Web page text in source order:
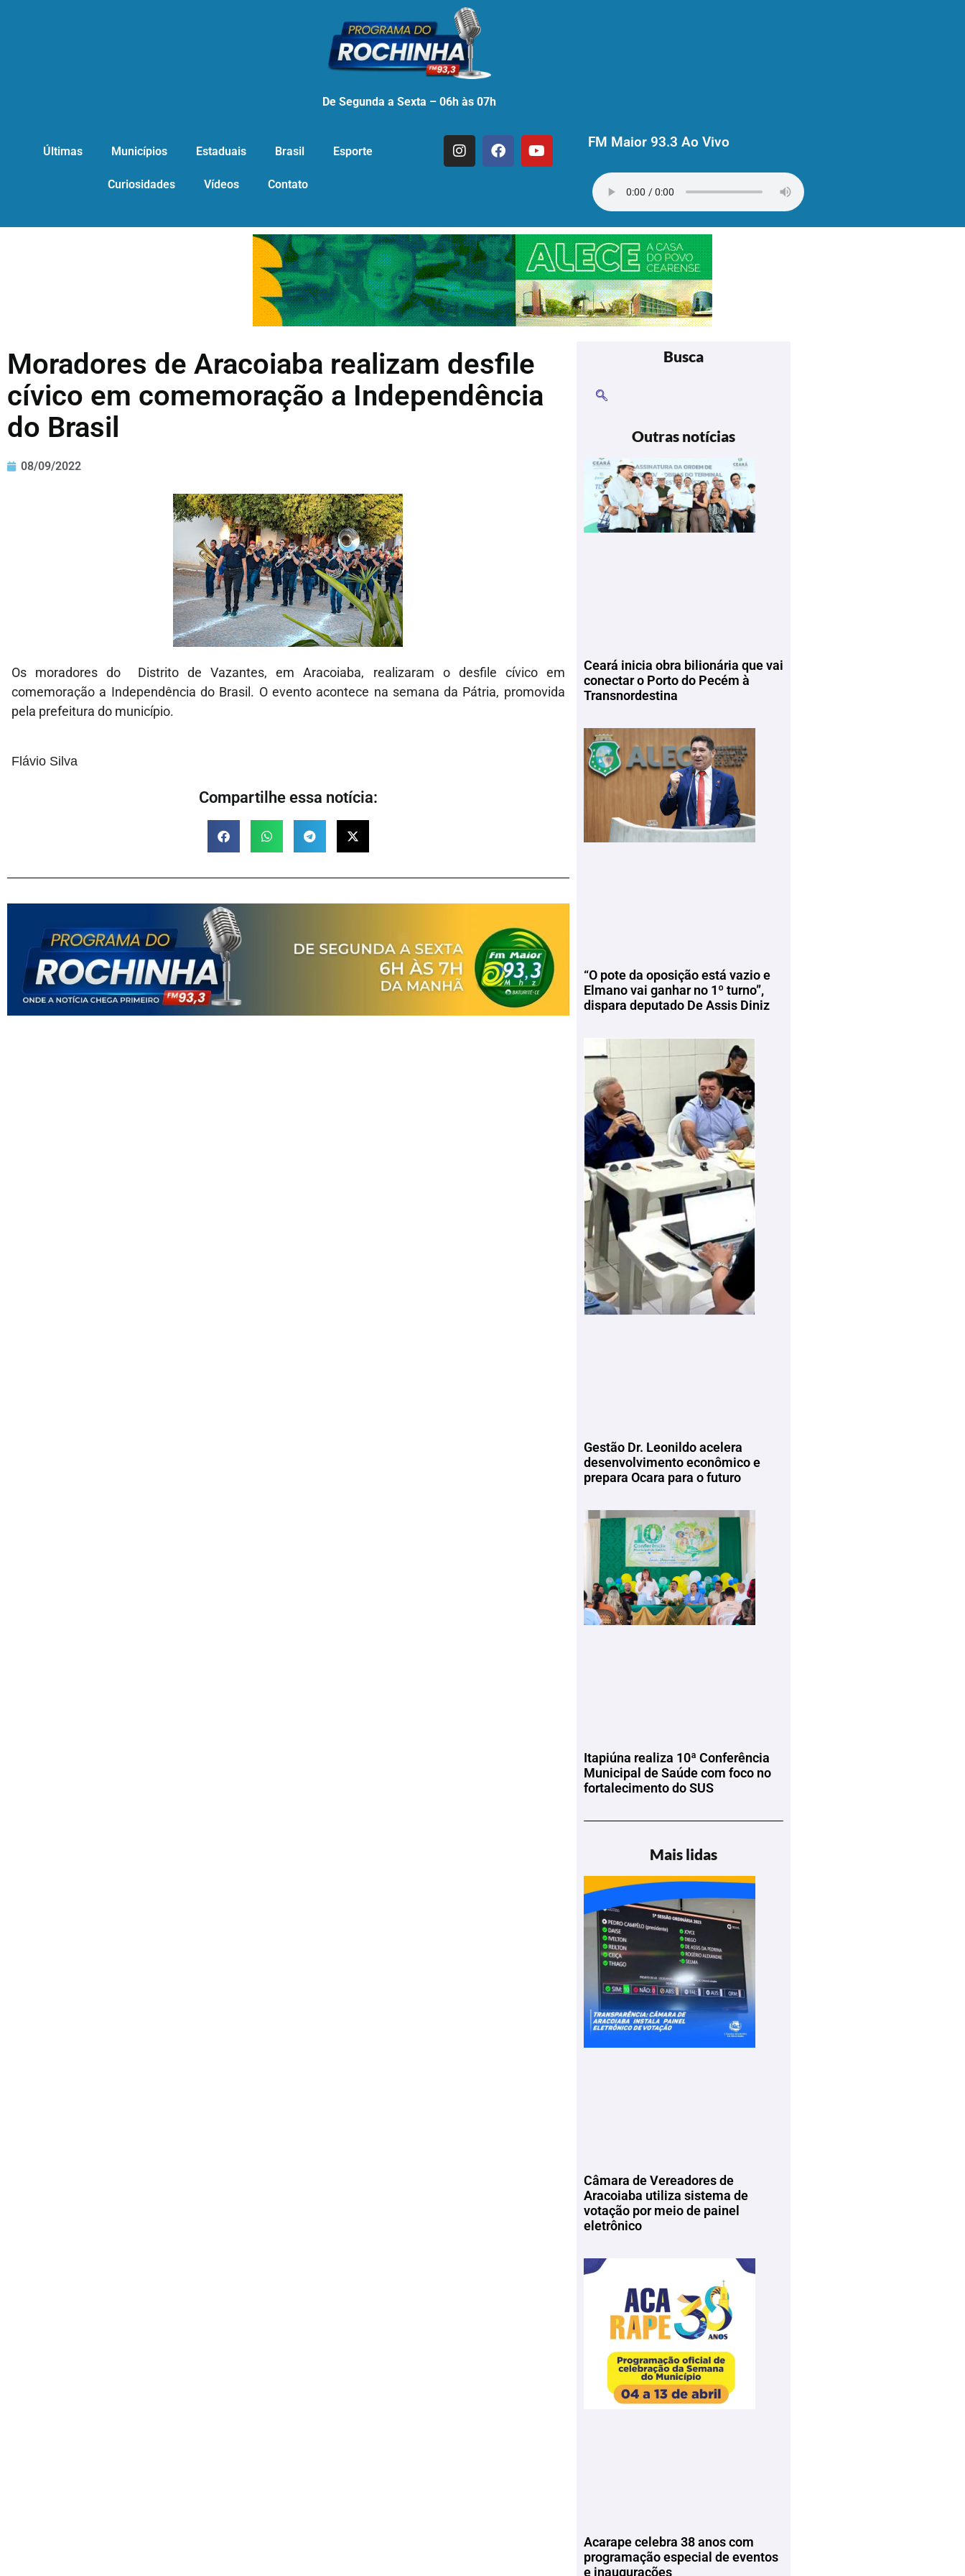
De Segunda a Sexta – 06h às 07h
Últimas Municípios Estaduais Brasil Esporte
Curiosidades Vídeos Contato
FM Maior 93.3 Ao Vivo
Moradores de Aracoiaba realizam desfile
cívico em comemoração a Independência
do Brasil
08/09/2022
Os moradores do Distrito de Vazantes, em Aracoiaba, realizaram o desfile cívico em
comemoração a Independência do Brasil. O evento acontece na semana da Pátria, promovida
pela prefeitura do município.
Flávio Silva
Compartilhe essa notícia:
Busca
Outras notícias
Ceará inicia obra bilionária que vai
conectar o Porto do Pecém à
Transnordestina
“O pote da oposição está vazio e
Elmano vai ganhar no 1º turno”,
dispara deputado De Assis Diniz
Gestão Dr. Leonildo acelera
desenvolvimento econômico e
prepara Ocara para o futuro
Itapiúna realiza 10ª Conferência
Municipal de Saúde com foco no
fortalecimento do SUS
Mais lidas
Câmara de Vereadores de
Aracoiaba utiliza sistema de
votação por meio de painel
eletrônico
Acarape celebra 38 anos com
programação especial de eventos
e inaugurações